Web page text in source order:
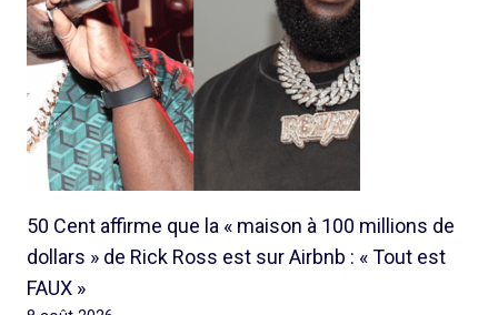
50 Cent affirme que la « maison à 100 millions de
dollars » de Rick Ross est sur Airbnb : « Tout est
FAUX »